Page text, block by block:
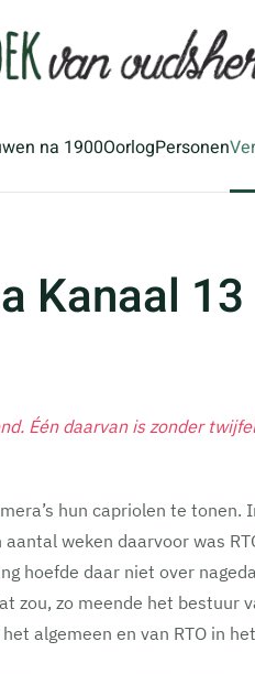
na 1900OorlogPersonen
Kanaal 13
Één daarvan is zonder
hun capriolen te
weken daarvoor was
hoefde daar niet over
zou, zo meende het bestuur
algemeen en van RTO in